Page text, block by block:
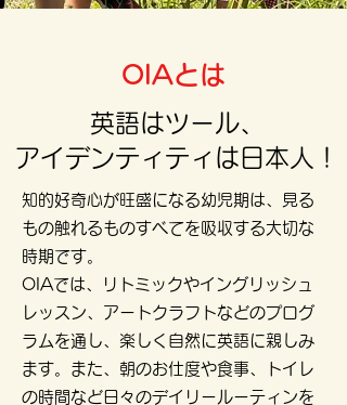
OIAとは
英語はツール、
アイデンティティは日本人！
知的好奇心が旺盛になる幼児期は、見る
もの触れるものすべてを吸収する大切な
時期です。
OIAでは、リトミックやイングリッシュ
レッスン、アートクラフトなどのプログ
ラムを通し、楽しく自然に英語に親しみ
ます。また、朝のお仕度や食事、トイレ
の時間など日々のデイリールーティンを